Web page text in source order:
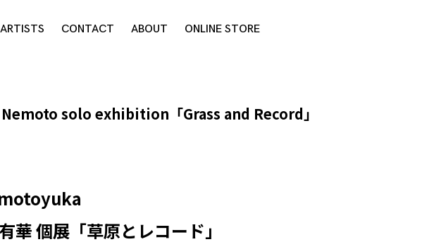
ARTISTS CONTACT ABOUT ONLINE STORE
solo exhibition「Grass and Record」
華 個展「草原とレコード」